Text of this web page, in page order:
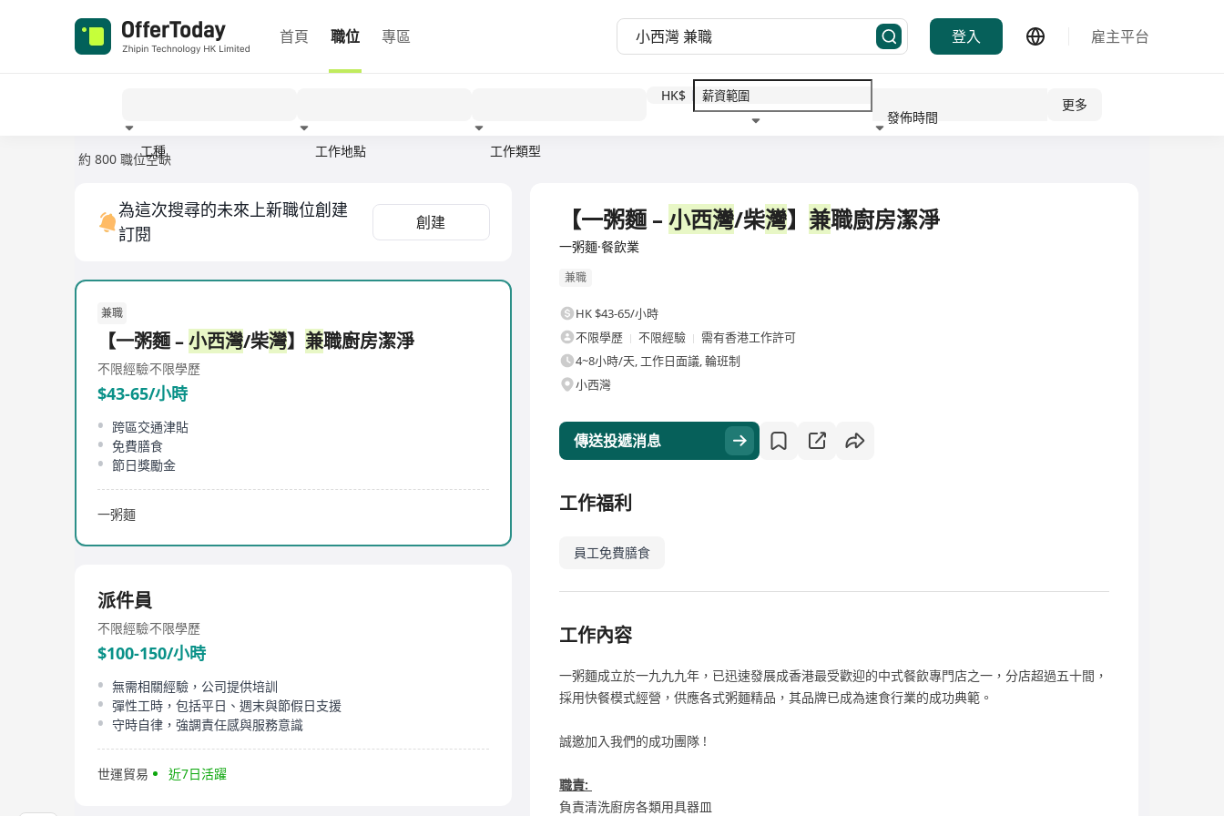
首頁 職位 專區 登入 雇主平台
工種 工作地點 工作類型
HK$
發佈時間
更多
約 800 職位空缺
為這次搜尋的未來上新職位創建
訂閱
創建
兼職
【一粥麵 –小西灣/柴灣】 兼職廚房潔淨
不限經驗不限學歷
$43-65/小時
跨區交通津貼
免費膳食
節日獎勵金
一粥麵
派件員
不限經驗不限學歷
$100-150/小時
無需相關經驗，公司提供培訓
彈性工時，包括平日、週末與節假日支援
守時自律，強調責任感與服務意識
世運貿易 近7日活躍
【一粥麵 – 小西灣/柴灣】 兼職廚房潔淨
一粥麵·餐飲業
兼職
HK $43-65/小時
不限學歷
不限經驗
需有香港工作許可
4~8小時/天, 工作日面議, 輪班制
小西灣
傳送投遞消息
工作福利
員工免費膳食
工作內容
一粥麵成立於一九九九年，已迅速發展成香港最受歡迎的中式餐飲專門店之一，分店超過五十間，
採用快餐模式經營，供應各式粥麵精品，其品牌已成為速食行業的成功典範。
誠邀加入我們的成功團隊 !
職責:
負責清洗廚房各類用具器皿